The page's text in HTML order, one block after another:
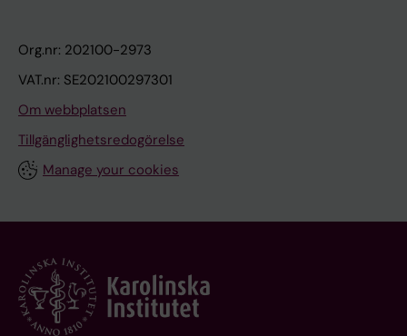
Org.nr: 202100-2973
VAT.nr: SE202100297301
Om webbplatsen
Tillgänglighetsredogörelse
Manage your cookies